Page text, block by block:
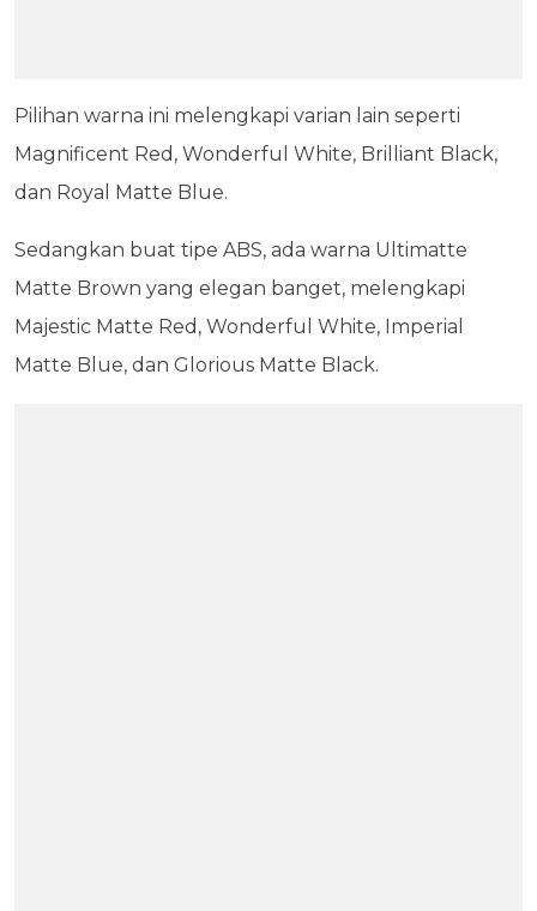
Pilihan warna ini melengkapi varian lain seperti
Magnificent Red, Wonderful White, Brilliant Black,
dan Royal Matte Blue.
Sedangkan buat tipe ABS, ada warna Ultimatte
Matte Brown yang elegan banget, melengkapi
Majestic Matte Red, Wonderful White, Imperial
Matte Blue, dan Glorious Matte Black.